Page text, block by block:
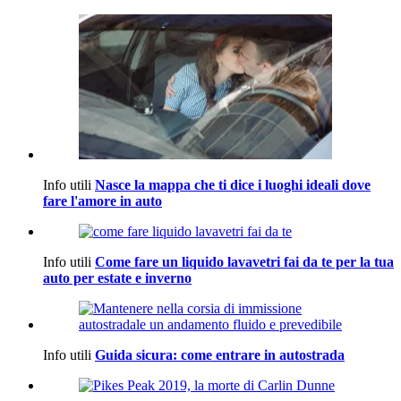
Info utili Nasce la mappa che ti dice i luoghi ideali dove
fare l'amore in auto
Info utili Come fare un liquido lavavetri fai da te per la tua
auto per estate e inverno
Info utili Guida sicura: come entrare in autostrada